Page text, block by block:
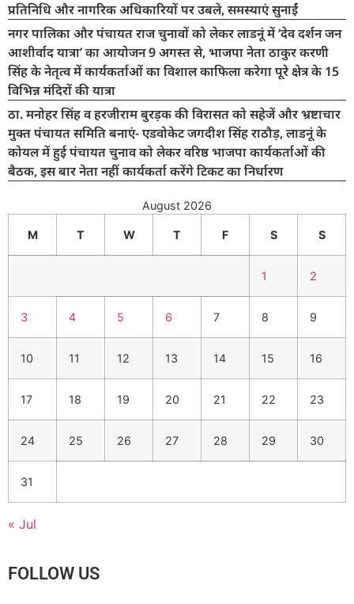
प्रतिनिधि और नागरिक अधिकारियों पर उबले, समस्याएं सुनाईं
नगर पालिका और पंचायत राज चुनावों को लेकर लाडनूं में ‘देव दर्शन जन
आशीर्वाद यात्रा’ का आयोजन 9 अगस्त से, भाजपा नेता ठाकुर करणी
सिंह के नेतृत्व में कार्यकर्ताओं का विशाल काफिला करेगा पूरे क्षेत्र के 15
विभिन्न मंदिरों की यात्रा
ठा. मनोहर सिंह व हरजीराम बुरड़क की विरासत को सहेजें और भ्रष्टाचार
मुक्त पंचायत समिति बनाएं- एडवोकेट जगदीश सिंह राठौड़, लाडनूं के
कोयल में हुई पंचायत चुनाव को लेकर वरिष्ठ भाजपा कार्यकर्ताओं की
बैठक, इस बार नेता नहीं कार्यकर्ता करेंगे टिकट का निर्धारण
August 2026
M T W T F S S
1 2
3 4 5 6 7 8 9
10 11 12 13 14 15 16
17 18 19 20 21 22 23
24 25 26 27 28 29 30
31
« Jul
FOLLOW US